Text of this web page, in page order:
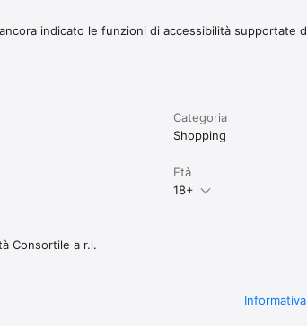
indicato le funzioni di accessibilità supportate
Categoria
Shopping
Età
18+
Consortile a r.l.